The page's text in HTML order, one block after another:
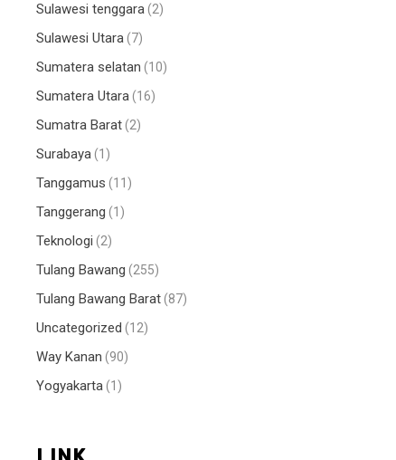
Sulawesi tenggara(2)
Sulawesi Utara(7)
Sumatera selatan (10)
Sumatera Utara(16)
Sumatra Barat(2)
Surabaya(1)
Tanggamus (11)
Tanggerang (1)
Teknologi (2)
Tulang Bawang (255)
Tulang Bawang Barat(87)
Uncategorized (12)
Way Kanan (90)
Yogyakarta(1)